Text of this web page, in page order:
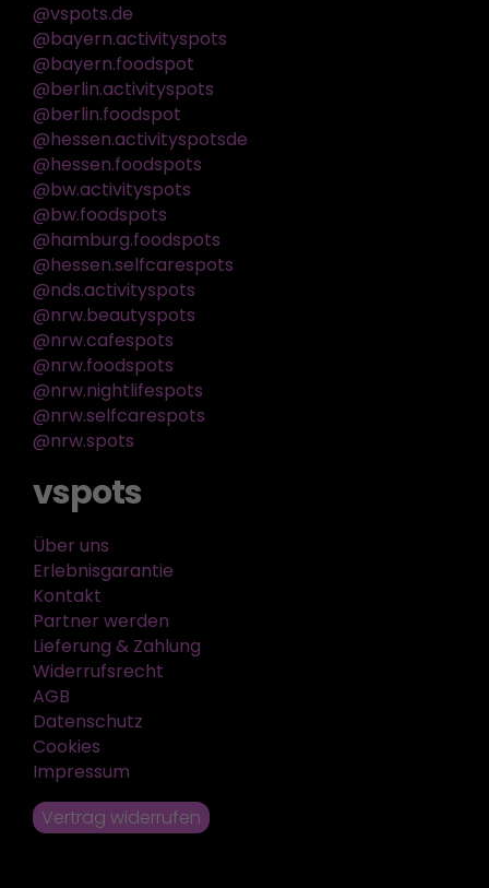
@vspots.de
@bayern.activityspots
@bayern.foodspot
@berlin.activityspots
@berlin.foodspot
@hessen.activityspotsde
@hessen.foodspots
@bw.activityspots
@bw.foodspots
@hamburg.foodspots
@hessen.selfcarespots
@nds.activityspots
@nrw.beautyspots
@nrw.cafespots
@nrw.foodspots
@nrw.nightlifespots
@nrw.selfcarespots
@nrw.spots
vspots
Über uns
Erlebnisgarantie
Kontakt
Partner werden
Lieferung & Zahlung
Widerrufsrecht
AGB
Datenschutz
Cookies
Impressum
Vertrag widerrufen